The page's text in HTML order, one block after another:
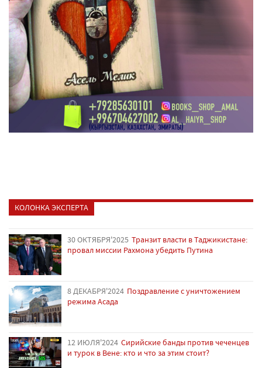
КОЛОНКА ЭКСПЕРТА
30 ОКТЯБРЯ'2025 Транзит власти в Таджикистане:
провал миссии Рахмона убедить Путина
8 ДЕКАБРЯ'2024 Поздравление с уничтожением
режима Асада
12 ИЮЛЯ'2024 Сирийские банды против чеченцев
и турок в Вене: кто и что за этим стоит?